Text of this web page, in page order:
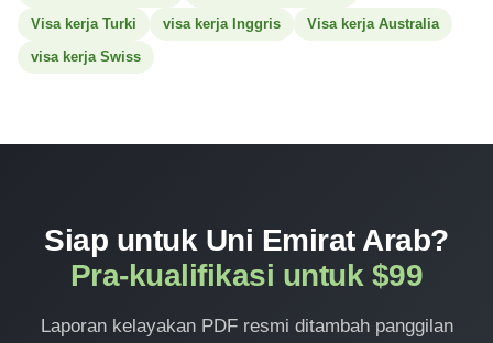
Visa kerja Turki
visa kerja Inggris
Visa kerja Australia
visa kerja Swiss
Siap untuk Uni Emirat Arab?
Pra-kualifikasi untuk $99
Laporan kelayakan PDF resmi ditambah panggilan